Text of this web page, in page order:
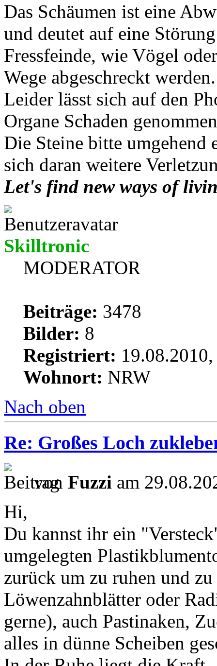
Das Schäumen ist eine
und deutet auf eine
Fressfeinde, wie Vögel
Wege abgeschreckt werden.
Leider lässt sich auf den
Organe Schaden
Die Steine bitte umgehend
sich daran weitere
Let's find new ways of
Skilltronic
MODERATOR
Beiträge: 3478
Bilder: 8
Registriert:
Wohnort: NRW
Nach oben
Re: Großes Loch
von Fuzzi am
Hi,
Du kannst ihr ein
umgelegten
zurück um zu ruhen und
Löwenzahnblätter oder
gerne), auch Pastinaken,
alles in dünne Scheiben